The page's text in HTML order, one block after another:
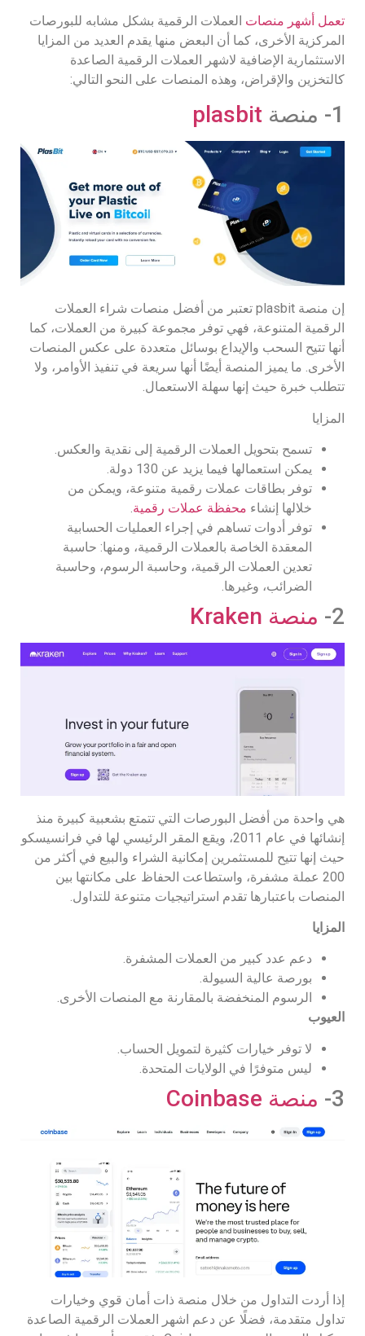
تعمل أشهر منصات العملات الرقمية بشكل مشابه للبورصات
المركزية الأخرى، كما أن البعض منها يقدم العديد من المزايا
الاستثمارية الإضافية لاشهر العملات الرقمية الصاعدة
كالتخزين والإقراض، وهذه المنصات على النحو التالي:
1- منصة plasbit
إن منصة plasbit تعتبر من أفضل منصات شراء العملات
الرقمية المتنوعة، فهي توفر مجموعة كبيرة من العملات، كما
أنها تتيح السحب والإيداع بوسائل متعددة على عكس المنصات
الأخرى. ما يميز المنصة أيضًا أنها سريعة في تنفيذ الأوامر، ولا
تتطلب خبرة حيث إنها سهلة الاستعمال.
المزايا
تسمح بتحويل العملات الرقمية إلى نقدية والعكس.
يمكن استعمالها فيما يزيد عن 130 دولة.
توفر بطاقات عملات رقمية متنوعة، ويمكن من
خلالها إنشاء محفظة عملات رقمية.
توفر أدوات تساهم في إجراء العمليات الحسابية
المعقدة الخاصة بالعملات الرقمية، ومنها: حاسبة
تعدين العملات الرقمية، وحاسبة الرسوم، وحاسبة
الضرائب، وغيرها.
2- منصة Kraken
هي واحدة من أفضل البورصات التي تتمتع بشعبية كبيرة منذ
إنشائها في عام 2011، ويقع المقر الرئيسي لها في فرانسيسكو
حيث إنها تتيح للمستثمرين إمكانية الشراء والبيع في أكثر من
200 عملة مشفرة، واستطاعت الحفاظ على مكانتها بين
المنصات باعتبارها تقدم استراتيجيات متنوعة للتداول.
المزايا
دعم عدد كبير من العملات المشفرة.
بورصة عالية السيولة.
الرسوم المنخفضة بالمقارنة مع المنصات الأخرى.
العيوب
لا توفر خيارات كثيرة لتمويل الحساب.
ليس متوفرًا في الولايات المتحدة.
3- منصة Coinbase
إذا أردت التداول من خلال منصة ذات أمان قوي وخيارات
تداول متقدمة، فضلًا عن دعم اشهر العملات الرقمية الصاعدة